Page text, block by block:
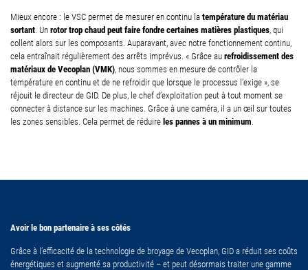
Mieux encore : le VSC permet de mesurer en continu la température du matériau
sortant. Un rotor trop chaud peut faire fondre certaines matières plastiques, qui
collent alors sur les composants. Auparavant, avec notre fonctionnement continu,
cela entraînait régulièrement des arrêts imprévus. « Grâce au refroidissement des
matériaux de Vecoplan (VMK), nous sommes en mesure de contrôler la
température en continu et de ne refroidir que lorsque le processus l’exige », se
réjouit le directeur de GID. De plus, le chef d’exploitation peut à tout moment se
connecter à distance sur les machines. Grâce à une caméra, il a un œil sur toutes
les zones sensibles. Cela permet de réduire les pannes à un minimum.
Avoir le bon partenaire à ses côtés
Grâce à l’efficacité de la technologie de broyage de Vecoplan, GID a réduit ses coûts
énergétiques et augmenté sa productivité – et peut désormais traiter une gamme